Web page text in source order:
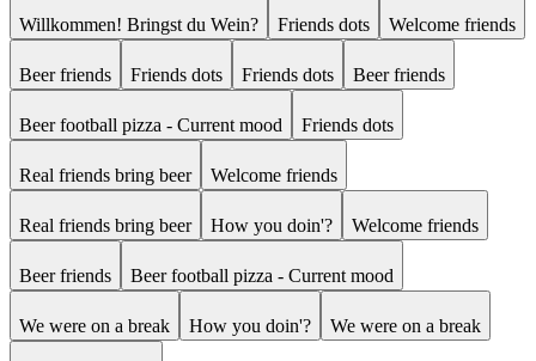
Willkommen! Bringst du Wein? Friends dots Welcome friends
Beer friends Friends dots Friends dots Beer friends
Beer football pizza - Current mood Friends dots
Real friends bring beer Welcome friends
Real friends bring beer How you doin'? Welcome friends
Beer friends Beer football pizza - Current mood
We were on a break How you doin'? We were on a break